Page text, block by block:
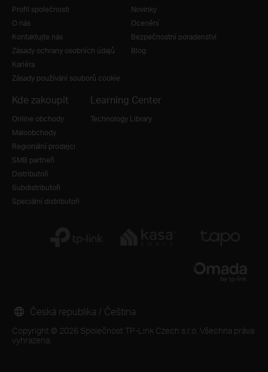
Profil společnosti
O nás
Kontaktujte nás
Zásady ochrany osobních údajů
Kariéra
Zásady používání souborů cookie
Novinky
Ocenění
Bezpečnostní poradenství
Blog
Kde zakoupit
Online obchody
Maloobchody
Regionální prodejci
SMB partneři
Distributoři
Subdistributoři
Speciální distributoři
Learning Center
Technology Library
Copyright © 2026 Společnost TP-Link Czech s.r.o. Všechna práva
vyhrazena.
Česká republika / Čeština